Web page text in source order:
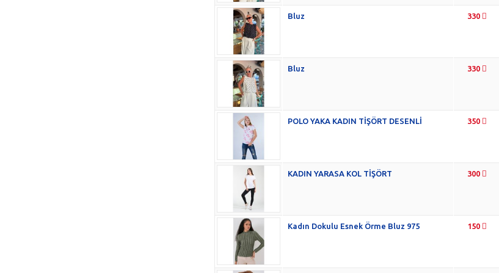
Bluz 330
Bluz 330
POLO YAKA KADIN TİŞÖRT DESENLİ 350
KADIN YARASA KOL TİŞÖRT 300
Kadın Dokulu Esnek Örme Bluz 975 150